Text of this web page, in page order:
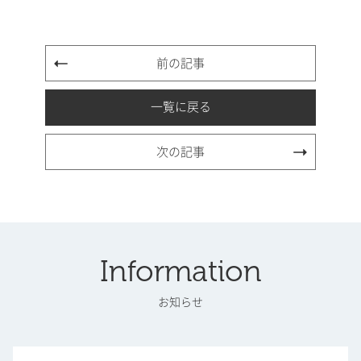
前の記事
一覧に戻る
次の記事
Information
お知らせ